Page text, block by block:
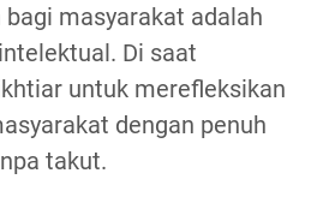
masyarakat adalah
Di saat
untuk merefleksikan
dengan penuh
takut.